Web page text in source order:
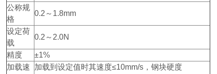
公称规
格
0.2～1.8mm
设定荷
载
0.2～2.0N
精度
±1%
加载速
加载到设定值时其速度≤10mm/s，钢块硬度